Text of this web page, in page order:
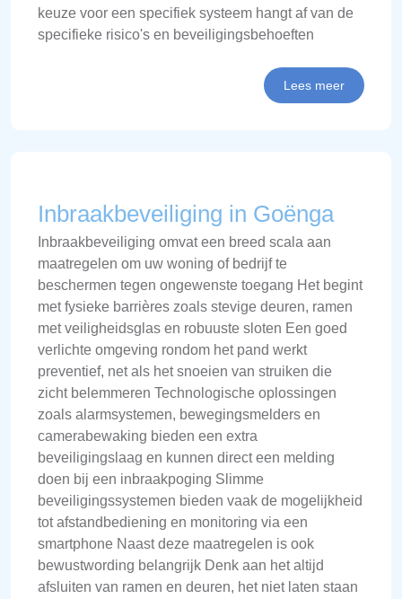
keuze voor een specifiek systeem hangt af van de
specifieke risico's en beveiligingsbehoeften
Lees meer
Inbraakbeveiliging in Goënga
Inbraakbeveiliging omvat een breed scala aan
maatregelen om uw woning of bedrijf te
beschermen tegen ongewenste toegang Het begint
met fysieke barrières zoals stevige deuren, ramen
met veiligheidsglas en robuuste sloten Een goed
verlichte omgeving rondom het pand werkt
preventief, net als het snoeien van struiken die
zicht belemmeren Technologische oplossingen
zoals alarmsystemen, bewegingsmelders en
camerabewaking bieden een extra
beveiligingslaag en kunnen direct een melding
doen bij een inbraakpoging Slimme
beveiligingssystemen bieden vaak de mogelijkheid
tot afstandbediening en monitoring via een
smartphone Naast deze maatregelen is ook
bewustwording belangrijk Denk aan het altijd
afsluiten van ramen en deuren, het niet laten staan